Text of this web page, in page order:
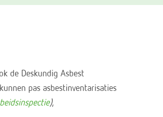
de Deskundig Asbest
pas asbestinventarisaties
),